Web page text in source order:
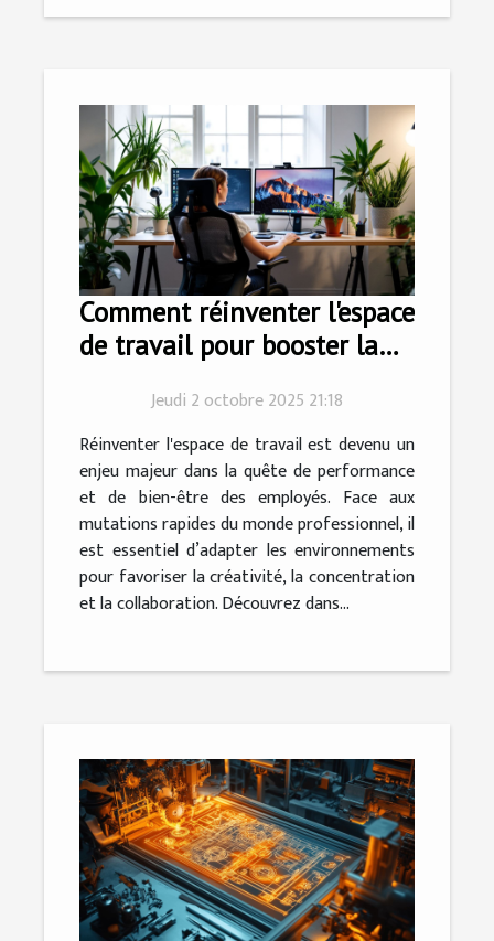
Comment réinventer l'espace
de travail pour booster la
Jeudi 2 octobre 2025 21:18
Réinventer l'espace de travail est devenu un
enjeu majeur dans la quête de performance
et de bien-être des employés. Face aux
mutations rapides du monde professionnel, il
est essentiel d’adapter les environnements
pour favoriser la créativité, la concentration
et la collaboration. Découvrez dans...